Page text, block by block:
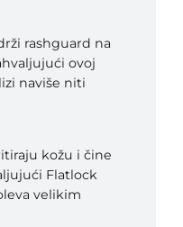
rashguard na
ovoj
naviše niti
kožu i čine
Flatlock
velikim